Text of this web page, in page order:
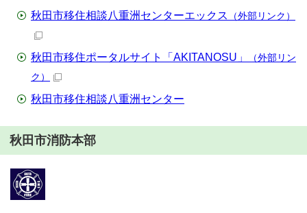
秋田市移住相談八重洲センターエックス （外部リンク）
秋田市移住ポータルサイト「AKITANOSU」
（外部リン
ク）
秋田市移住相談八重洲センター
秋田市消防本部